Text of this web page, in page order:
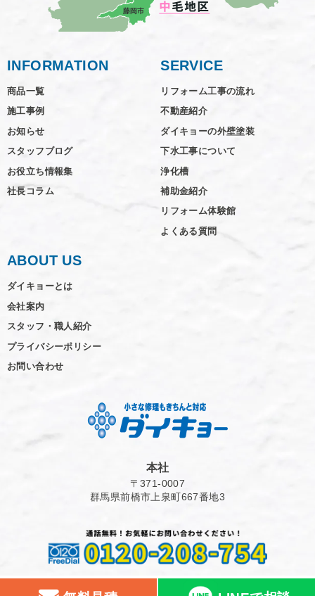
INFORMATION
商品一覧
施工事例
お知らせ
スタッフブログ
お役立ち情報集
社長コラム
SERVICE
リフォーム工事の流れ
不動産紹介
ダイキョーの外壁塗装
下水工事について
浄化槽
補助金紹介
リフォーム体験館
よくある質問
ABOUT US
ダイキョーとは
会社案内
スタッフ・職人紹介
プライバシーポリシー
お問い合わせ
本社
〒371-0007
群馬県前橋市上泉町667番地3